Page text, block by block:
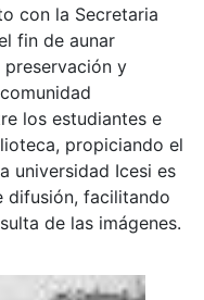
con la Secretaria
fin de aunar
preservación y
los estudiantes e
propiciando el
universidad Icesi es
difusión, facilitando
de las imágenes.